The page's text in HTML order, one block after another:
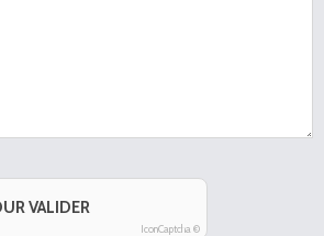
VALIDER
IconCaptcha ©